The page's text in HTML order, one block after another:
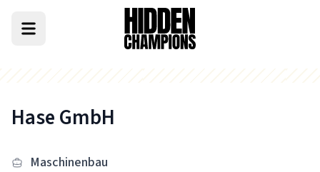
Hase GmbH
Maschinenbau